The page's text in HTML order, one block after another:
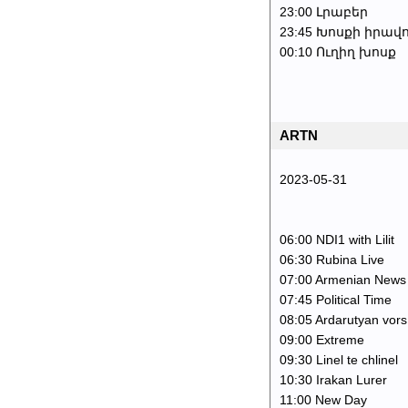
23:00 Լրաբեր
23:45 Խոսքի
00:10 Ուղիղ խոսք
ARTN
2023-05-31
06:00 NDI1 with Lilit
06:30 Rubina Live
07:00 Armenian News
07:45 Political Time
08:05 Ardarutyan vors
09:00 Extreme
09:30 Linel te chlinel
10:30 Irakan Lurer
11:00 New Day